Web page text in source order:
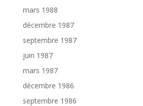
mars 1988
décembre 1987
septembre 1987
juin 1987
mars 1987
décembre 1986
septembre 1986